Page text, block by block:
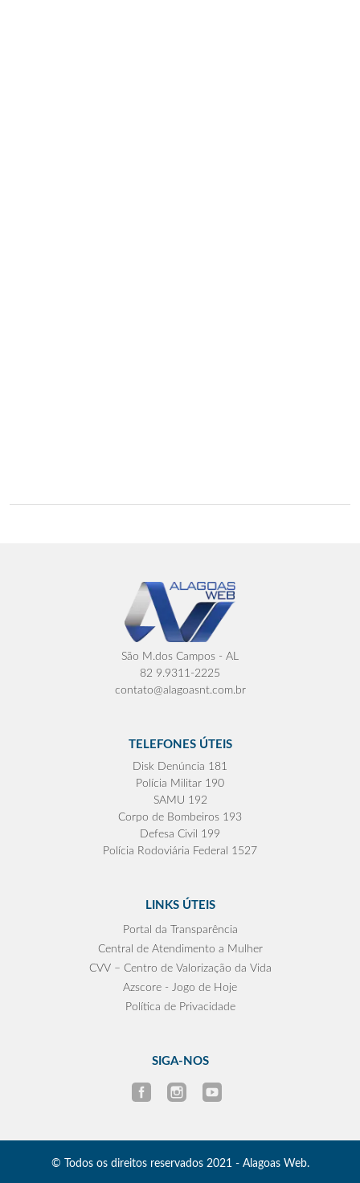
São M.dos Campos - AL
82 9.9311-2225
contato@alagoasnt.com.br
TELEFONES ÚTEIS
Disk Denúncia 181
Polícia Militar 190
SAMU 192
Corpo de Bombeiros 193
Defesa Civil 199
Polícia Rodoviária Federal 1527
LINKS ÚTEIS
Portal da Transparência
Central de Atendimento a Mulher
CVV – Centro de Valorização da Vida
Azscore - Jogo de Hoje
Política de Privacidade
SIGA-NOS
© Todos os direitos reservados 2021 - Alagoas Web.